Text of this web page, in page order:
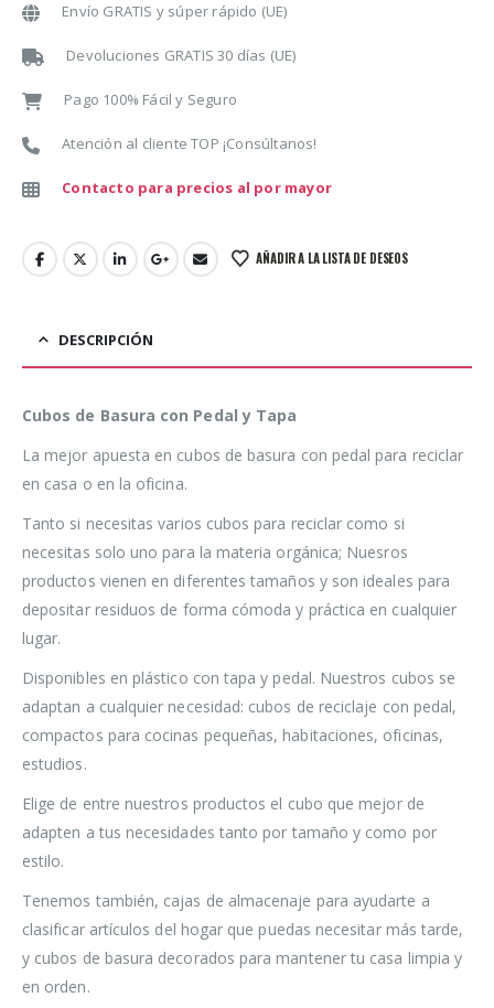
Envío GRATIS y súper rápido (UE)
Devoluciones GRATIS 30 días (UE)
Pago 100% Fácil y Seguro
Atención al cliente TOP ¡Consúltanos!
Contacto para precios al por mayor
AÑADIR A LA LISTA DE DESEOS
DESCRIPCIÓN
Cubos de Basura con Pedal y Tapa
La mejor apuesta en cubos de basura con pedal para reciclar
en casa o en la oficina.
Tanto si necesitas varios cubos para reciclar como si
necesitas solo uno para la materia orgánica; Nuesros
productos vienen en diferentes tamaños y son ideales para
depositar residuos de forma cómoda y práctica en cualquier
lugar.
Disponibles en plástico con tapa y pedal. Nuestros cubos se
adaptan a cualquier necesidad: cubos de reciclaje con pedal,
compactos para cocinas pequeñas, habitaciones, oficinas,
estudios.
Elige de entre nuestros productos el cubo que mejor de
adapten a tus necesidades tanto por tamaño y como por
estilo.
Tenemos también, cajas de almacenaje para ayudarte a
clasificar artículos del hogar que puedas necesitar más tarde,
y cubos de basura decorados para mantener tu casa limpia y
en orden.